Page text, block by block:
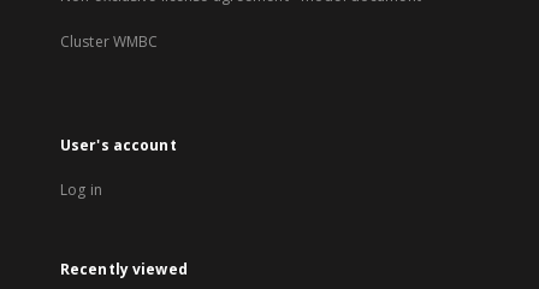
Cluster WMBC
User's account
Log in
Recently viewed